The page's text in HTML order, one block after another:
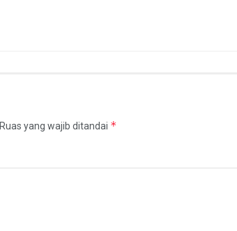
Ruas yang wajib ditandai *